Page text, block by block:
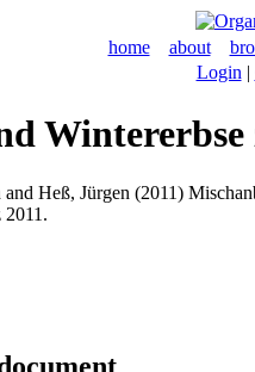
home about
Login |
and Heß, Jürgen (2011)
2011.